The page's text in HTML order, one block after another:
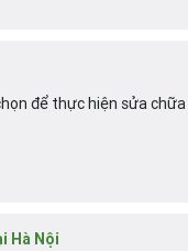
để thực hiện sửa
Hà Nội